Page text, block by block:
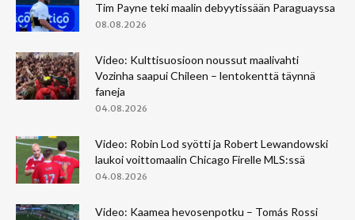
Tim Payne teki maalin debyytissään Paraguayssa
08.08.2026
Video: Kulttisuosioon noussut maalivahti
Vozinha saapui Chileen – lentokenttä täynnä
faneja
04.08.2026
Video: Robin Lod syötti ja Robert Lewandowski
laukoi voittomaalin Chicago Firelle MLS:ssä
04.08.2026
Video: Kaamea hevosenpotku – Tomás Rossi